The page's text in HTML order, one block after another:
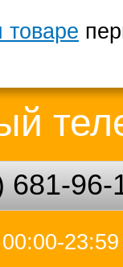
товаре
681-96-
23:59